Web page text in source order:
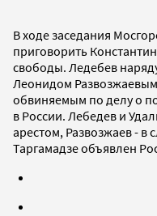
В ходе заседания
приговорить
свободы. Ледебев
Леонидом
обвиняемым по делу о
в России. Лебедев и
арестом, Развозжаев - в
Таргамадзе объявлен